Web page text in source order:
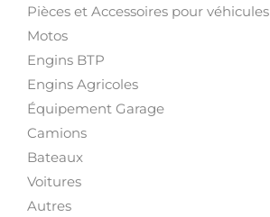
Pièces et Accessoires pour véhicules
Motos
Engins BTP
Engins Agricoles
Équipement Garage
Camions
Bateaux
Voitures
Autres